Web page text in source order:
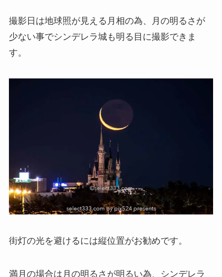
撮影日は地球照が見える月相の為、月の明るさが
少ない事でシンデレラ城も明る目に撮影できま
す。
街灯の光を避けるには縦位置がお勧めです。
満月の場合は月の明るさが明るい為、シンデレラ